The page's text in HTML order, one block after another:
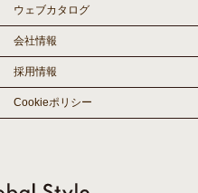
ウェブカタログ
会社情報
採用情報
Cookieポリシー